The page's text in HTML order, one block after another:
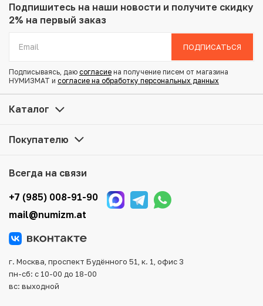
Проба: 800
Вес: 2.7 г
Тираж: 12.000.000
Купить 10 сен 1893 года Япония по привлекательной
цене можно в нашем интернет-магазине — Вам
нашем складе.
того, возможен самовывоз товара из офиса магазина.
Для вашего удобства представлены несколько способов
оплаты и доставки заказа. Все отправления надежно и
тщательно упаковываются, что исключает возможность
Подпишитесь на наши новости и получите скидку
2% на первый заказ
ПОДПИСАТЬСЯ
Подписываясь, даю согласие на получение писем от магазина
НУМИЗМАТ и согласие на обработку персональных данных
Каталог
Покупателю
Всегда на связи
+7 (985) 008-91-90
mail@numizm.at
г. Москва, проспект Будённого 51, к. 1, офис 3
пн-сб: с 10-00 до 18-00
вс: выходной